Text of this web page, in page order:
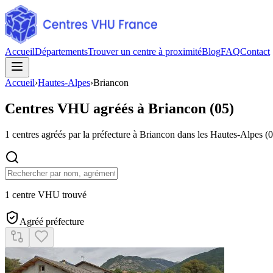
AccueilDépartementsTrouver un centre à proximitéBlogFAQContact
Accueil›Hautes-Alpes›Briancon
Centres VHU agréés à Briancon (05)
1 centres agréés par la préfecture à Briancon dans les Hautes-Alpes (
1 centre VHU trouvé
Agréé préfecture